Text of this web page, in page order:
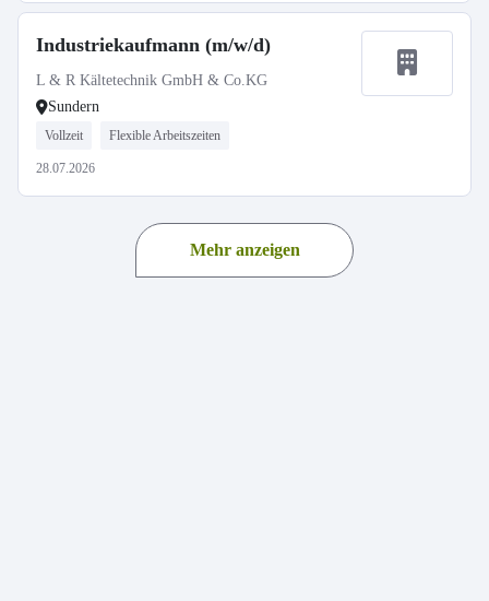
Industriekaufmann (m/w/d)
L & R Kältetechnik GmbH & Co.KG
Sundern
Vollzeit Flexible Arbeitszeiten
28.07.2026
Mehr anzeigen